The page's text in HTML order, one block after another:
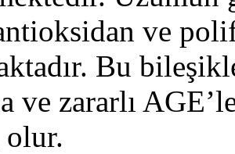
ve
Bu
ve zararlı
olur.